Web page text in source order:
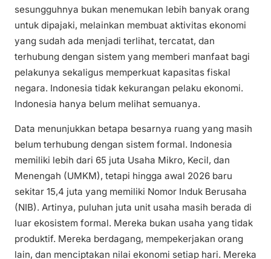
sesungguhnya bukan menemukan lebih banyak orang
untuk dipajaki, melainkan membuat aktivitas ekonomi
yang sudah ada menjadi terlihat, tercatat, dan
terhubung dengan sistem yang memberi manfaat bagi
pelakunya sekaligus memperkuat kapasitas fiskal
negara. Indonesia tidak kekurangan pelaku ekonomi.
Indonesia hanya belum melihat semuanya.
Data menunjukkan betapa besarnya ruang yang masih
belum terhubung dengan sistem formal. Indonesia
memiliki lebih dari 65 juta Usaha Mikro, Kecil, dan
Menengah (UMKM), tetapi hingga awal 2026 baru
sekitar 15,4 juta yang memiliki Nomor Induk Berusaha
(NIB). Artinya, puluhan juta unit usaha masih berada di
luar ekosistem formal. Mereka bukan usaha yang tidak
produktif. Mereka berdagang, mempekerjakan orang
lain, dan menciptakan nilai ekonomi setiap hari. Mereka